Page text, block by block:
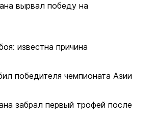
вырвал победу на
известна причина
победителя чемпионата Азии
забрал первый трофей после